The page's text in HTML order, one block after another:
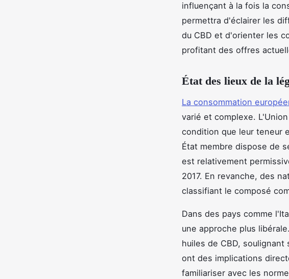
influençant à la fois la
permettra d'éclairer les
du CBD et d'orienter les
profitant des offres
État des lieux de la
La consommation
varié et complexe.
condition que leur teneur
État membre dispose de
est relativement
2017. En revanche, des
classifiant le composé
Dans des pays comme
une approche plus
huiles de CBD,
ont des implications
familiariser avec les